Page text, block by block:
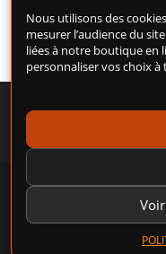
Nous utilisons des
mesurer l’audience du
liées à notre boutique en
personnaliser vos choix
CONDITIONS
CONDITIONS GÉNÉRALES